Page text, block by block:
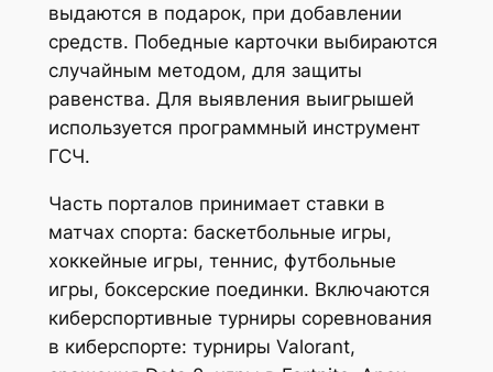
выдаются в подарок, при добавлении
средств. Победные карточки выбираются
случайным методом, для защиты
равенства. Для выявления выигрышей
используется программный инструмент
ГСЧ.
Часть порталов принимает ставки в
матчах спорта: баскетбольные игры,
хоккейные игры, теннис, футбольные
игры, боксерские поединки. Включаются
киберспортивные турниры соревнования
в киберспорте: турниры Valorant,